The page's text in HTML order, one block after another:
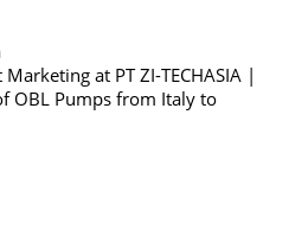
at PT ZI-TECHASIA |
OBL Pumps from Italy to